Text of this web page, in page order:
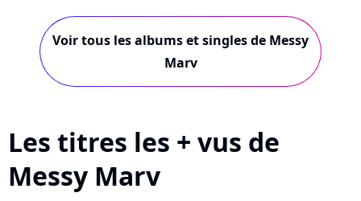
Voir tous les albums et singles de Messy
Marv
Les titres les + vus de
Messy Marv